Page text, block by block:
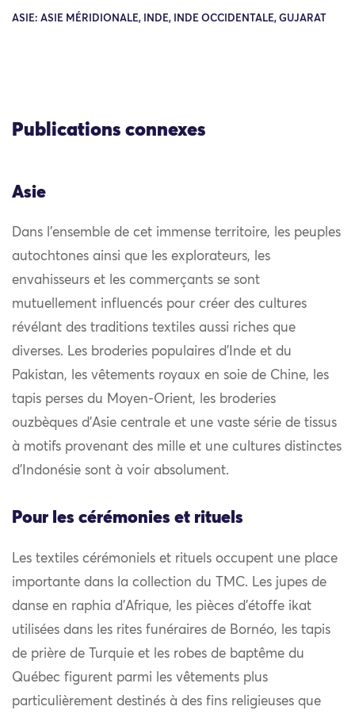
ASIE: ASIE MÉRIDIONALE, INDE, INDE OCCIDENTALE, GUJARAT
Publications connexes
Asie
Dans l’ensemble de cet immense territoire, les peuples
autochtones ainsi que les explorateurs, les
envahisseurs et les commerçants se sont
mutuellement influencés pour créer des cultures
révélant des traditions textiles aussi riches que
diverses. Les broderies populaires d’Inde et du
Pakistan, les vêtements royaux en soie de Chine, les
tapis perses du Moyen-Orient, les broderies
ouzbèques d’Asie centrale et une vaste série de tissus
à motifs provenant des mille et une cultures distinctes
d’Indonésie sont à voir absolument.
Pour les cérémonies et rituels
Les textiles cérémoniels et rituels occupent une place
importante dans la collection du TMC. Les jupes de
danse en raphia d’Afrique, les pièces d’étoffe ikat
utilisées dans les rites funéraires de Bornéo, les tapis
de prière de Turquie et les robes de baptême du
Québec figurent parmi les vêtements plus
particulièrement destinés à des fins religieuses que